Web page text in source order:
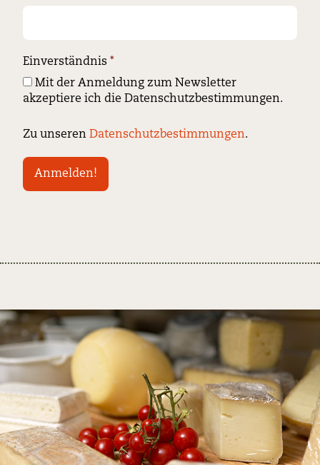
Einverständnis *
Mit der Anmeldung zum Newsletter
akzeptiere ich die Datenschutzbestimmungen.
Zu unseren Datenschutzbestimmungen.